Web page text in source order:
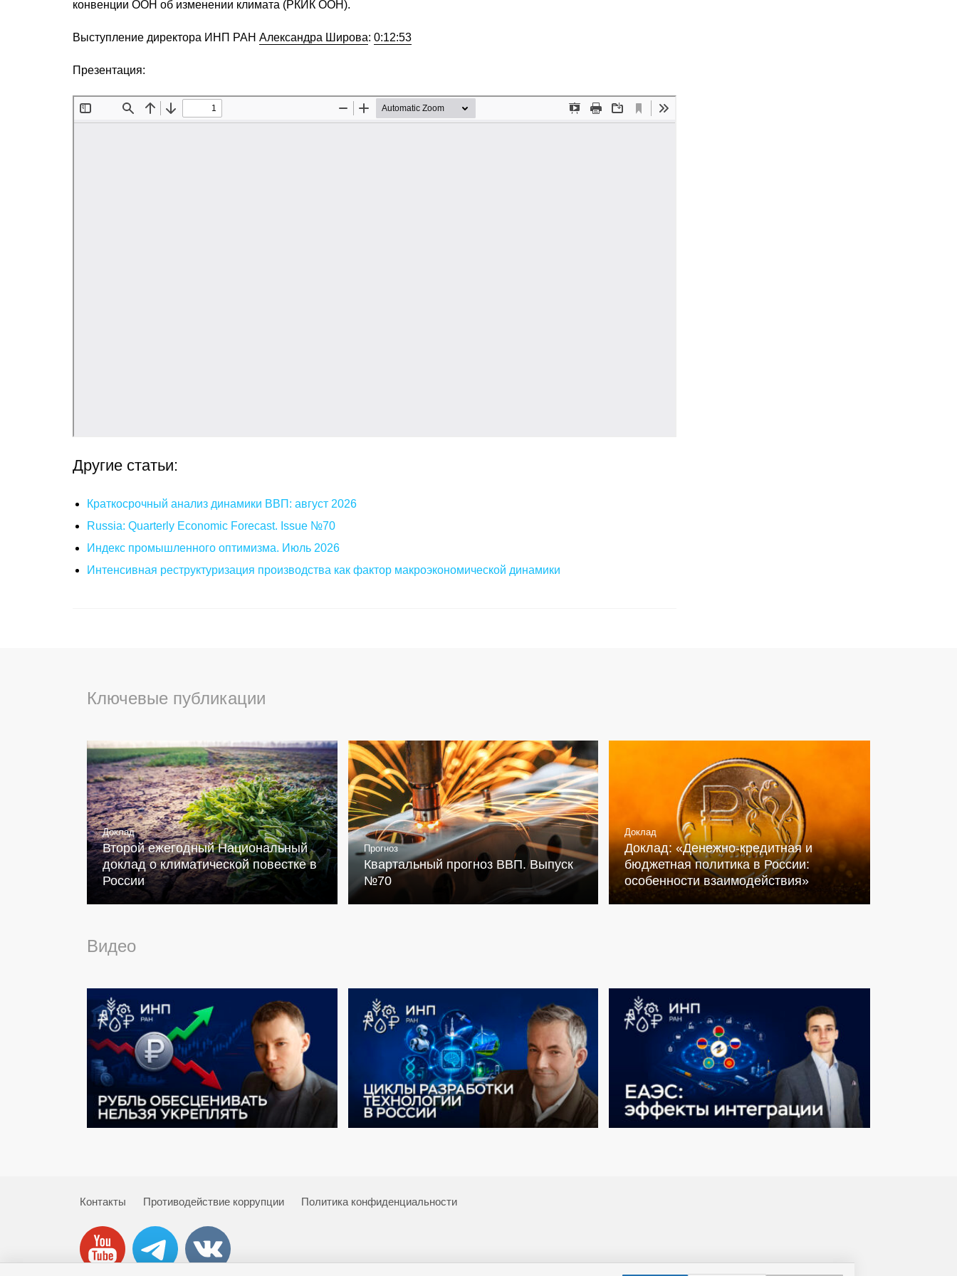
конвенции ООН об изменении климата (РКИК ООН).
Выступление директора ИНП РАН Александра Широва: 0:12:53
Презентация:
Другие статьи:
Краткосрочный анализ динамики ВВП: август 2026
Russia: Quarterly Economic Forecast. Issue №70
Индекс промышленного оптимизма. Июль 2026
Интенсивная реструктуризация производства как фактор макроэкономической динамики
Ключевые публикации
Доклад
Второй ежегодный Национальный
доклад о климатической повестке в
России
Прогноз
Квартальный прогноз ВВП. Выпуск
№70
Доклад
Доклад: «Денежно-кредитная и
бюджетная политика в России:
особенности взаимодействия»
Видео
Контакты Противодействие коррупции Политика конфиденциальности